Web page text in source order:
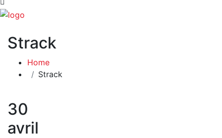
Strack
Home
Strack
30
avril